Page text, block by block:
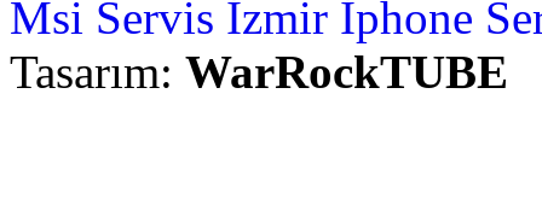
Msi Servis İzmir İphone
Tasarım: WarRockTUBE